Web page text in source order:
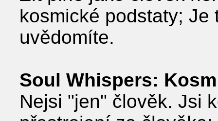
kosmické podstaty;
uvědomíte.
Soul Whispers:
Nejsi "jen" člověk. Jsi